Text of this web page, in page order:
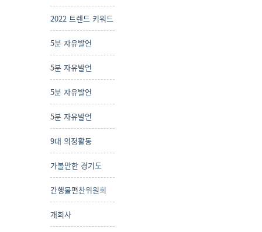
2022 트렌드 키워드
5분 자유발언
5분 자유발언
5분 자유발언
5분 자유발언
9대 의정활동
가볼만한 경기도
간행물편찬위원회
개회사